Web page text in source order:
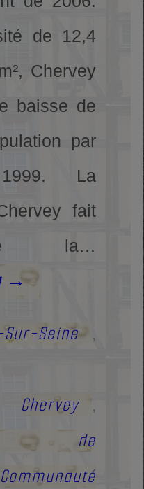
de 12,4
Chervey
baisse de
par
La
fait
la…
→
Seine ,
Chervey ,
de
Communauté